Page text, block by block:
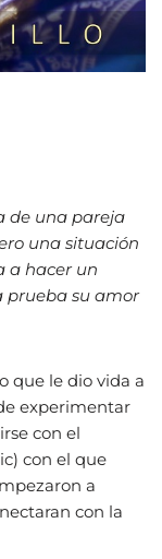
de una pareja
una situación
a hacer un
prueba su amor
que le dio vida a
experimentar
con el
con el que
a
con la